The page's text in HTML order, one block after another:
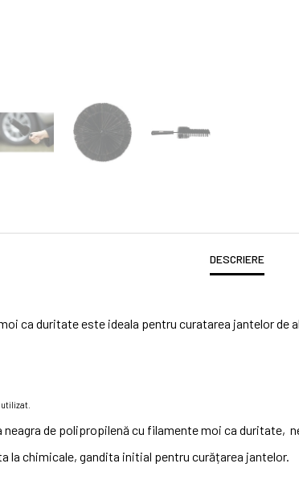
DESCRIERE
ca duritate este ideala pentru curatarea jantelor de
de polipropilenă cu filamente moi ca duritate,
la chimicale, gandita initial pentru curățarea jantelor.